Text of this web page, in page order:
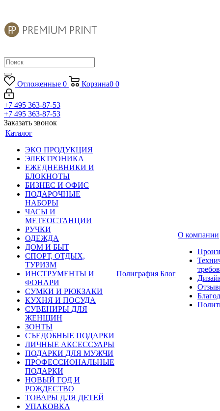
Отложенные 0 Корзина0 0
+7 495 363-87-53
+7 495 363-87-53
Заказать звонок
Каталог
ЭКО ПРОДУКЦИЯ
ЭЛЕКТРОНИКА
ЕЖЕДНЕВНИКИ И
БЛОКНОТЫ
БИЗНЕС И ОФИС
ПОДАРОЧНЫЕ
НАБОРЫ
ЧАСЫ И
МЕТЕОСТАНЦИИ
РУЧКИ
ОДЕЖДА
ДОМ И БЫТ
СПОРТ, ОТДЫХ,
ТУРИЗМ
ИНСТРУМЕНТЫ И
ФОНАРИ
СУМКИ И РЮКЗАКИ
КУХНЯ И ПОСУДА
СУВЕНИРЫ ДЛЯ
ЖЕНЩИН
ЗОНТЫ
СЪЕДОБНЫЕ ПОДАРКИ
ЛИЧНЫЕ АКСЕССУАРЫ
ПОДАРКИ ДЛЯ МУЖЧИ
ПРОФЕССИОНАЛЬНЫЕ
ПОДАРКИ
НОВЫЙ ГОД И
РОЖДЕСТВО
ТОВАРЫ ДЛЯ ДЕТЕЙ
УПАКОВКА
Полиграфия Блог
О компании